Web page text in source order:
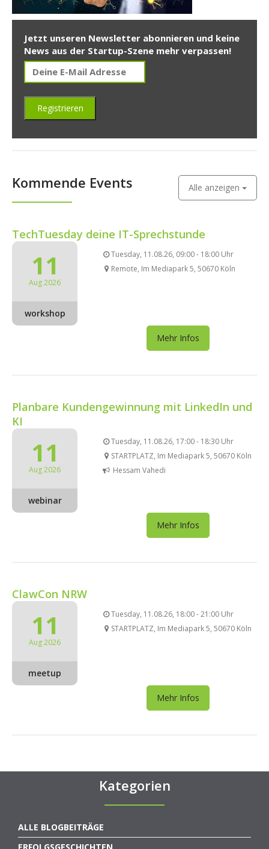
Jetzt unseren Newsletter abonnieren und keine
News aus der Startup-Szene mehr verpassen!
Kommende Events Alle anzeigen
TechTuesday deine IT-Sprechstunde
11
Aug 2026
workshop
Tuesday, 11.08.26, 09:00 - 18:00 Uhr
Remote, Im Mediapark 5, 50670 Köln
Mehr Infos
Planbare Kundengewinnung mit LinkedIn und
KI
11
Aug 2026
webinar
Tuesday, 11.08.26, 17:00 - 18:30 Uhr
STARTPLATZ, Im Mediapark 5, 50670 Köln
Hessam Vahedi
Mehr Infos
ClawCon NRW
11
Aug 2026
meetup
Tuesday, 11.08.26, 18:00 - 21:00 Uhr
STARTPLATZ, Im Mediapark 5, 50670 Köln
Mehr Infos
Kategorien
ALLE BLOGBEITRÄGE